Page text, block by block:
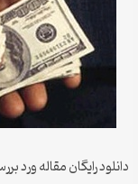
دانلود رایگان مقاله